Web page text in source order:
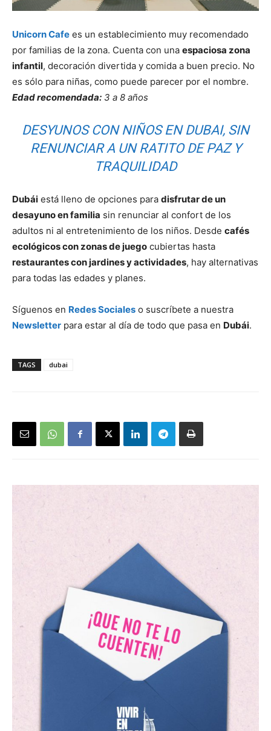
Unicorn Cafe es un establecimiento muy recomendado
por familias de la zona. Cuenta con una espaciosa zona
infantil, decoración divertida y comida a buen precio. No
es sólo para niñas, como puede parecer por el nombre.
Edad recomendada: 3 a 8 años
DESYUNOS CON NIÑOS EN DUBAI, SIN
RENUNCIAR A UN RATITO DE PAZ Y
TRAQUILIDAD
Dubái está lleno de opciones para disfrutar de un
desayuno en familia sin renunciar al confort de los
adultos ni al entretenimiento de los niños. Desde cafés
ecológicos con zonas de juego cubiertas hasta
restaurantes con jardines y actividades, hay alternativas
para todas las edades y planes.
Síguenos en Redes Sociales o suscríbete a nuestra
Newsletter para estar al día de todo que pasa en Dubái.
TAGS dubai